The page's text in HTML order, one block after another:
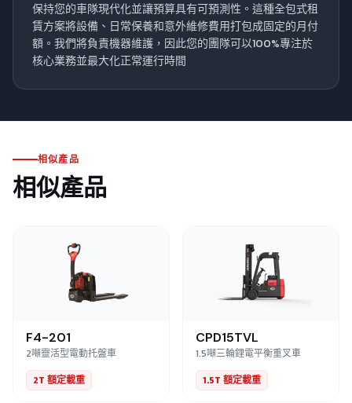
保持您的車隊現代化並讓預算具有可預測性。這種全包式租
賃方案將設備、日常保養和意外維修費用打包成固定的月付
額。我們將負責機器維護，因此您的團隊可以100%專注於
核心業務並最大化正常運行時間
相似產品
相似產品
F4-201
2噸靈活型電動托盤車
2T 額定載重
CPD15TVL
1.5噸三輪鋰電平衡重叉車
1.5T 額定載重